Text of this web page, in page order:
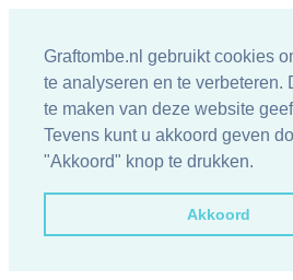
Graftombe.nl gebruikt cookies
te analyseren en te verbeteren.
te maken van deze website
Tevens kunt u akkoord geven
"Akkoord" knop te drukken.
Akkoord